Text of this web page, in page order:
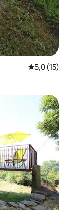
Просечна
5,0 (15)